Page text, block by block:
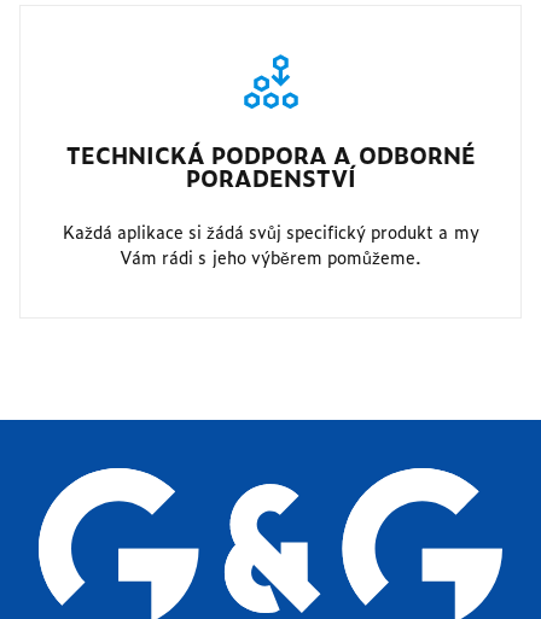
TECHNICKÁ PODPORA A ODBORNÉ
PORADENSTVÍ
Každá aplikace si žádá svůj specifický produkt a my
Vám rádi s jeho výběrem pomůžeme.